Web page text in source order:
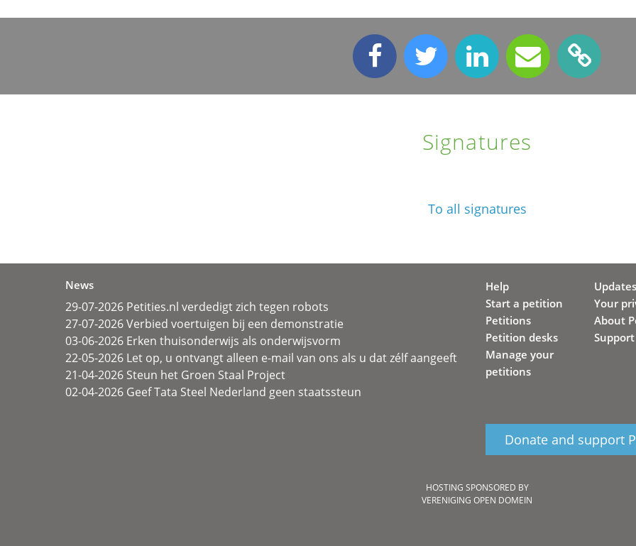
Signatures
To all signatures
News
29-07-2026 Petities.nl verdedigt zich tegen robots
27-07-2026 Verbied voertuigen bij een demonstratie
03-06-2026 Erken thuisonderwijs als onderwijsvorm
22-05-2026 Let op, u ontvangt alleen e-mail van ons als u dat zélf aangeeft
21-04-2026 Steun het Groen Staal Project
02-04-2026 Geef Tata Steel Nederland geen staatssteun
Help
Start a petition
Petitions
Petition desks
Manage your
petitions
Updates
Your
About
Donate and support
HOSTING SPONSORED BY
VERENIGING OPEN DOMEIN